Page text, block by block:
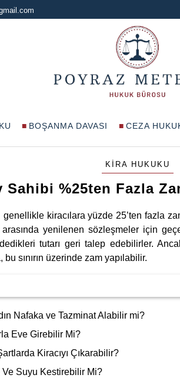
BOŞANMA DAVASI CEZA
KIRA HUKUKU
Sahibi %25ten Fazla
genellikle kiracılara yüzde 25’ten fazla
yenilenen sözleşmeler için
tutarı geri talep edebilirler​​.
sınırın üzerinde zam yapılabilir.
Nafaka ve Tazminat Alabilir mi?
Eve Girebilir Mi?
Kiracıyı Çıkarabilir?
Suyu Kestirebilir Mi?